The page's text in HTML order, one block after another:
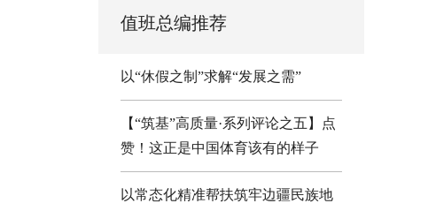
值班总编推荐
以“休假之制”求解“发展之需”
【“筑基”高质量·系列评论之五】点
赞！这正是中国体育该有的样子
以常态化精准帮扶筑牢边疆民族地